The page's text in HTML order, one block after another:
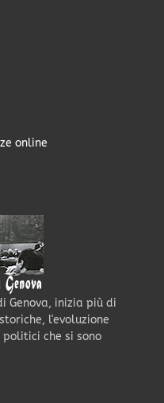
online
Genova, inizia più di
l'evoluzione
che si sono